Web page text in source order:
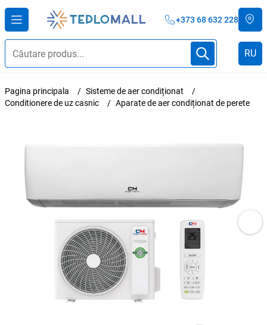
+373 68 632 228
RU
Pagina principala
Sisteme de aer condiționat
Conditionere de uz casnic
Aparate de aer condiționat de perete